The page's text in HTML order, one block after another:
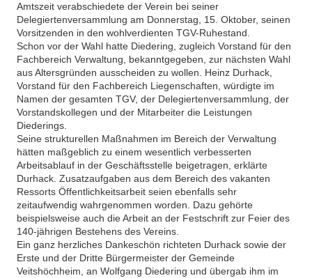
Amtszeit verabschiedete der Verein bei seiner
Delegiertenversammlung am Donnerstag, 15. Oktober, seinen
Vorsitzenden in den wohlverdienten TGV-Ruhestand.
Schon vor der Wahl hatte Diedering, zugleich Vorstand für den
Fachbereich Verwaltung, bekanntgegeben, zur nächsten Wahl
aus Altersgründen ausscheiden zu wollen. Heinz Durhack,
Vorstand für den Fachbereich Liegenschaften, würdigte im
Namen der gesamten TGV, der Delegiertenversammlung, der
Vorstandskollegen und der Mitarbeiter die Leistungen
Diederings.
Seine strukturellen Maßnahmen im Bereich der Verwaltung
hätten maßgeblich zu einem wesentlich verbesserten
Arbeitsablauf in der Geschäftsstelle beigetragen, erklärte
Durhack. Zusatzaufgaben aus dem Bereich des vakanten
Ressorts Öffentlichkeitsarbeit seien ebenfalls sehr
zeitaufwendig wahrgenommen worden. Dazu gehörte
beispielsweise auch die Arbeit an der Festschrift zur Feier des
140-jährigen Bestehens des Vereins.
Ein ganz herzliches Dankeschön richteten Durhack sowie der
Erste und der Dritte Bürgermeister der Gemeinde
Veitshöchheim, an Wolfgang Diedering und übergab ihm im